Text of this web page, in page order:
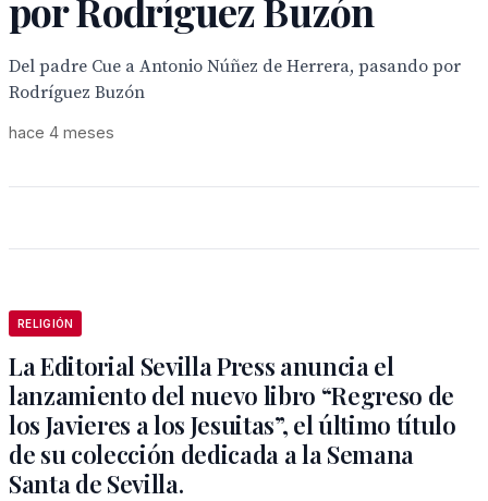
por Rodríguez Buzón
Del padre Cue a Antonio Núñez de Herrera, pasando por
Rodríguez Buzón
hace 4 meses
RELIGIÓN
La Editorial Sevilla Press anuncia el
lanzamiento del nuevo libro “Regreso de
los Javieres a los Jesuitas”, el último título
de su colección dedicada a la Semana
Santa de Sevilla.